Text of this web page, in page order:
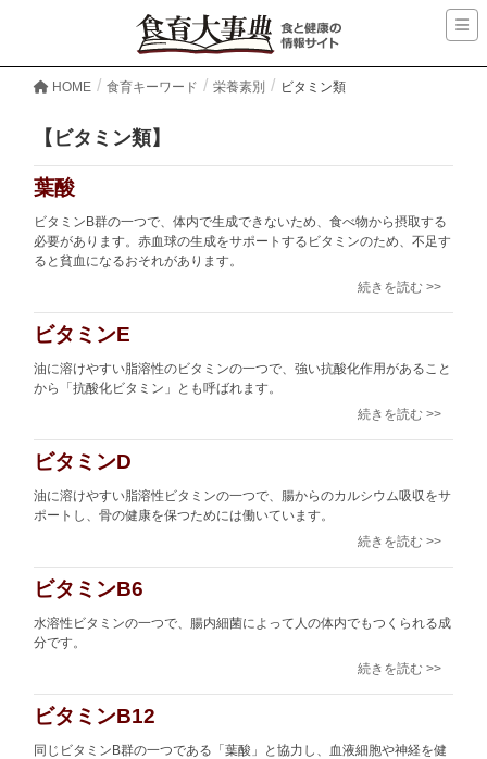
HOME 食育キーワード 栄養素別 ビタミン類
【ビタミン類】
葉酸
ビタミンB群の一つで、体内で生成できないため、食べ物から摂取する
必要があります。赤血球の生成をサポートするビタミンのため、不足す
ると貧血になるおそれがあります。
続きを読む >>
ビタミンE
油に溶けやすい脂溶性のビタミンの一つで、強い抗酸化作用があること
から「抗酸化ビタミン」とも呼ばれます。
続きを読む >>
ビタミンD
油に溶けやすい脂溶性ビタミンの一つで、腸からのカルシウム吸収をサ
ポートし、骨の健康を保つためには働いています。
続きを読む >>
ビタミンB6
水溶性ビタミンの一つで、腸内細菌によって人の体内でもつくられる成
分です。
続きを読む >>
ビタミンB12
同じビタミンB群の一つである「葉酸」と協力し、血液細胞や神経を健